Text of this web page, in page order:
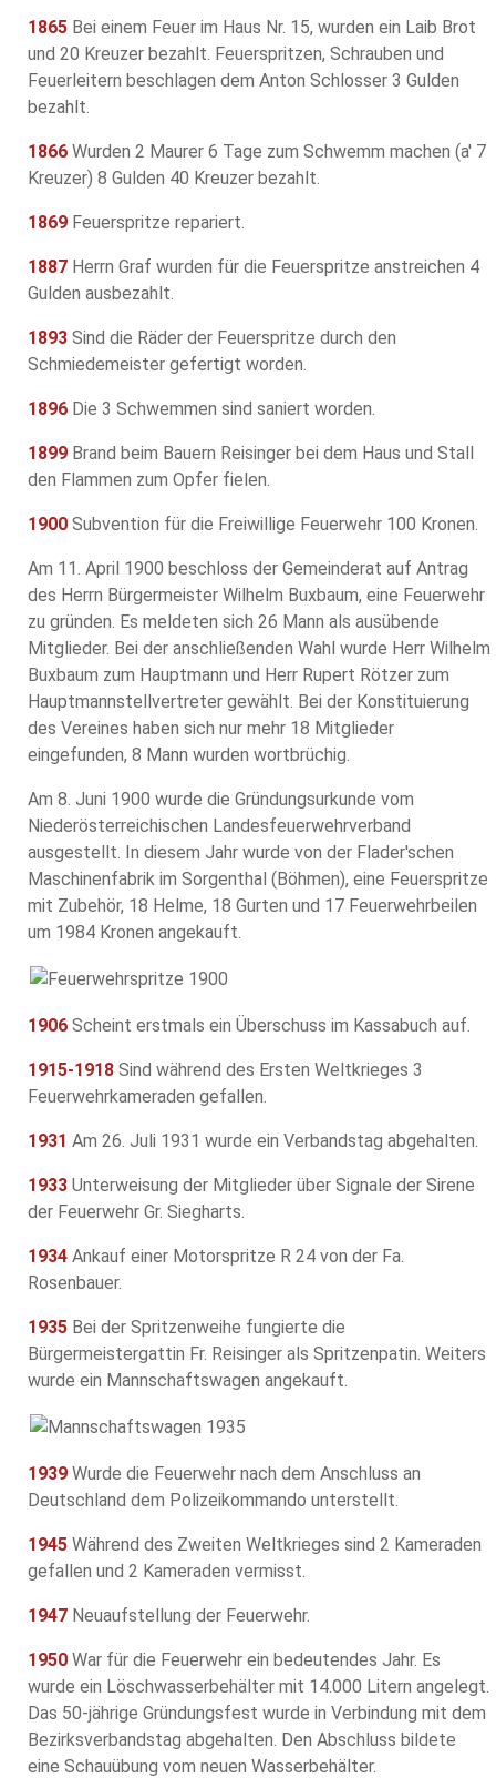
1865 Bei einem Feuer im Haus Nr. 15, wurden ein Laib Brot
und 20 Kreuzer bezahlt. Feuerspritzen, Schrauben und
Feuerleitern beschlagen dem Anton Schlosser 3 Gulden
bezahlt.
1866 Wurden 2 Maurer 6 Tage zum Schwemm machen (a' 7
Kreuzer) 8 Gulden 40 Kreuzer bezahlt.
1869 Feuerspritze repariert.
1887 Herrn Graf wurden für die Feuerspritze anstreichen 4
Gulden ausbezahlt.
1893 Sind die Räder der Feuerspritze durch den
Schmiedemeister gefertigt worden.
1896 Die 3 Schwemmen sind saniert worden.
1899 Brand beim Bauern Reisinger bei dem Haus und Stall
den Flammen zum Opfer fielen.
1900 Subvention für die Freiwillige Feuerwehr 100 Kronen.
Am 11. April 1900 beschloss der Gemeinderat auf Antrag
des Herrn Bürgermeister Wilhelm Buxbaum, eine Feuerwehr
zu gründen. Es meldeten sich 26 Mann als ausübende
Mitglieder. Bei der anschließenden Wahl wurde Herr Wilhelm
Buxbaum zum Hauptmann und Herr Rupert Rötzer zum
Hauptmannstellvertreter gewählt. Bei der Konstituierung
des Vereines haben sich nur mehr 18 Mitglieder
eingefunden, 8 Mann wurden wortbrüchig.
Am 8. Juni 1900 wurde die Gründungsurkunde vom
Niederösterreichischen Landesfeuerwehrverband
ausgestellt. In diesem Jahr wurde von der Flader'schen
Maschinenfabrik im Sorgenthal (Böhmen), eine Feuerspritze
mit Zubehör, 18 Helme, 18 Gurten und 17 Feuerwehrbeilen
um 1984 Kronen angekauft.
1906 Scheint erstmals ein Überschuss im Kassabuch auf.
1915-1918 Sind während des Ersten Weltkrieges 3
Feuerwehrkameraden gefallen.
1931 Am 26. Juli 1931 wurde ein Verbandstag abgehalten.
1933 Unterweisung der Mitglieder über Signale der Sirene
der Feuerwehr Gr. Siegharts.
1934 Ankauf einer Motorspritze R 24 von der Fa.
Rosenbauer.
1935 Bei der Spritzenweihe fungierte die
Bürgermeistergattin Fr. Reisinger als Spritzenpatin. Weiters
wurde ein Mannschaftswagen angekauft.
1939 Wurde die Feuerwehr nach dem Anschluss an
Deutschland dem Polizeikommando unterstellt.
1945 Während des Zweiten Weltkrieges sind 2 Kameraden
gefallen und 2 Kameraden vermisst.
1947 Neuaufstellung der Feuerwehr.
1950 War für die Feuerwehr ein bedeutendes Jahr. Es
wurde ein Löschwasserbehälter mit 14.000 Litern angelegt.
Das 50-jährige Gründungsfest wurde in Verbindung mit dem
Bezirksverbandstag abgehalten. Den Abschluss bildete
eine Schauübung vom neuen Wasserbehälter.